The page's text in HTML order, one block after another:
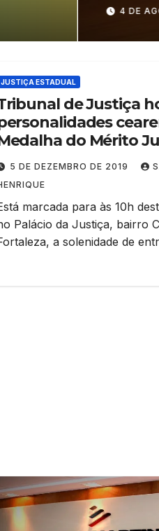
JUSTIÇA ESTADUAL
de Justiça
do Mérito
5 DE DEZEMBRO DE 2019
marcada para às 10h
Palácio da Justiça, bairro
a solenidade de